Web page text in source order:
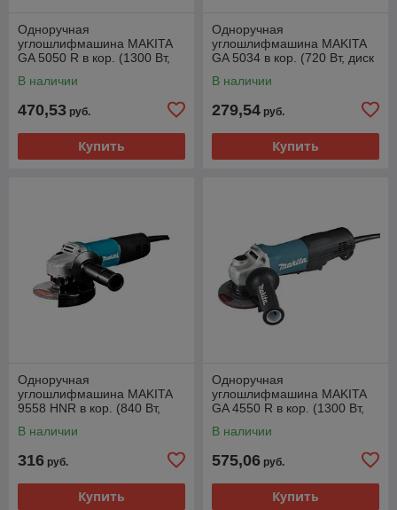
Одноручная
углошлифмашина MAKITA
GA 5050 R в кор. (1300 Вт,
пуск)
В наличии
470,53 руб.
Купить
Одноручная
углошлифмашина MAKITA
GA 5034 в кор. (720 Вт, диск
В наличии
279,54 руб.
Купить
Одноручная
углошлифмашина MAKITA
9558 HNR в кор. (840 Вт,
об.)
В наличии
316 руб.
Купить
Одноручная
углошлифмашина MAKITA
GA 4550 R в кор. (1300 Вт,
В наличии
575,06 руб.
Купить